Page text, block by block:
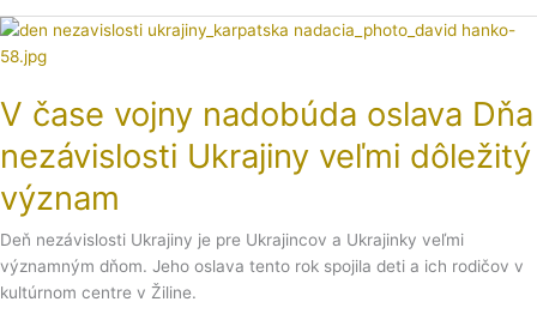
V čase vojny nadobúda oslava Dňa
nezávislosti Ukrajiny veľmi dôležitý
význam
Deň nezávislosti Ukrajiny je pre Ukrajincov a Ukrajinky veľmi
významným dňom. Jeho oslava tento rok spojila deti a ich rodičov v
kultúrnom centre v Žiline.
V
čase
nadobúda
Dňa
nezávislosti
Ukrajiny
veľmi
dôležitý
význam